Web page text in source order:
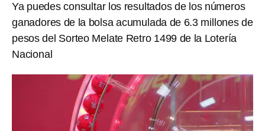
Ya puedes consultar los resultados de los números
ganadores de la bolsa acumulada de 6.3 millones de
pesos del Sorteo Melate Retro 1499 de la Lotería
Nacional